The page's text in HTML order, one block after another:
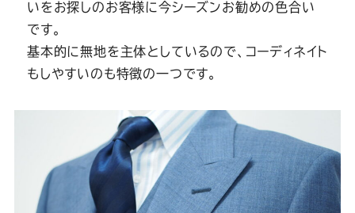
いをお探しのお客様に今シーズンお勧めの色合い
です。
基本的に無地を主体としているので、コーディネイト
もしやすいのも特徴の一つです。